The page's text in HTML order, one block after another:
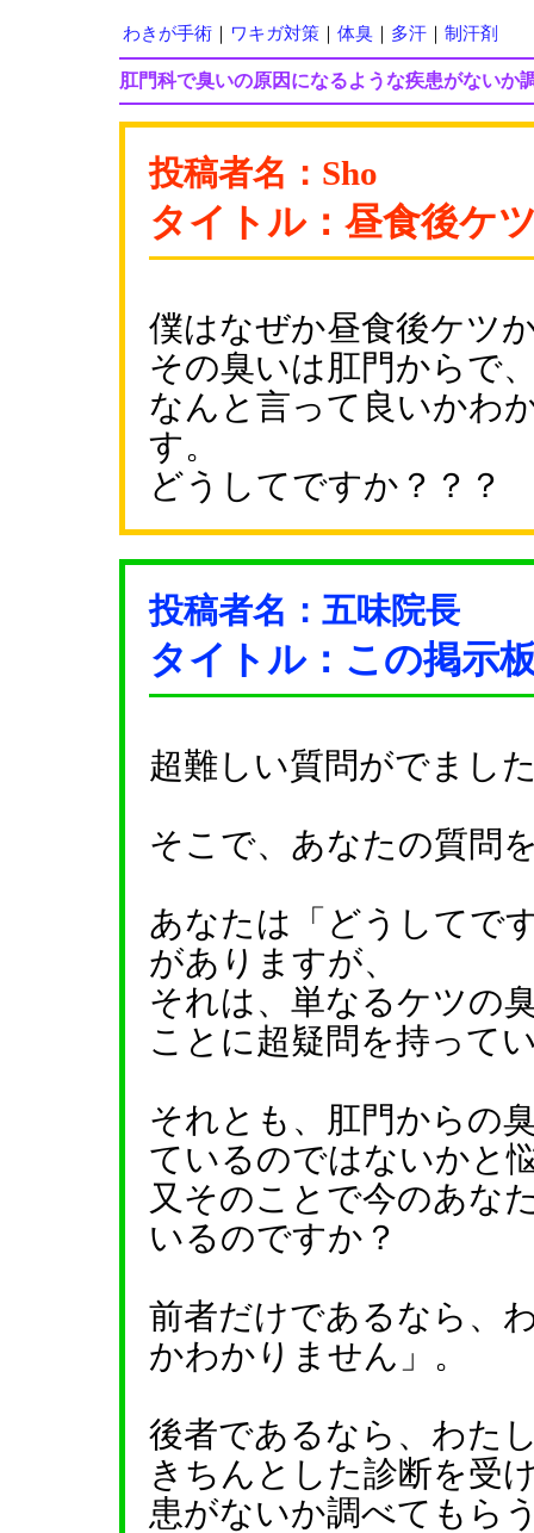
わきが手術 ワキガ対策 体臭 多汗 制汗剤
肛門科で臭いの原因になるような疾患がないか
投稿者名：Sho
タイトル：昼食後ケ
僕はなぜか昼食後ケツ
その臭いは肛門からで
なんと言って良いかわ
す。
どうしてですか？？？
投稿者名：五味院長
タイトル：この掲示
超難しい質問がでまし
そこで、あなたの質問
あなたは「どうしてで
がありますが、
それは、単なるケツの
ことに超疑問を持って
それとも、肛門からの
ているのではないかと
又そのことで今のあな
いるのですか？
前者だけであるなら、
かわかりません」。
後者であるなら、わた
きちんとした診断を受
患がないか調べてもら